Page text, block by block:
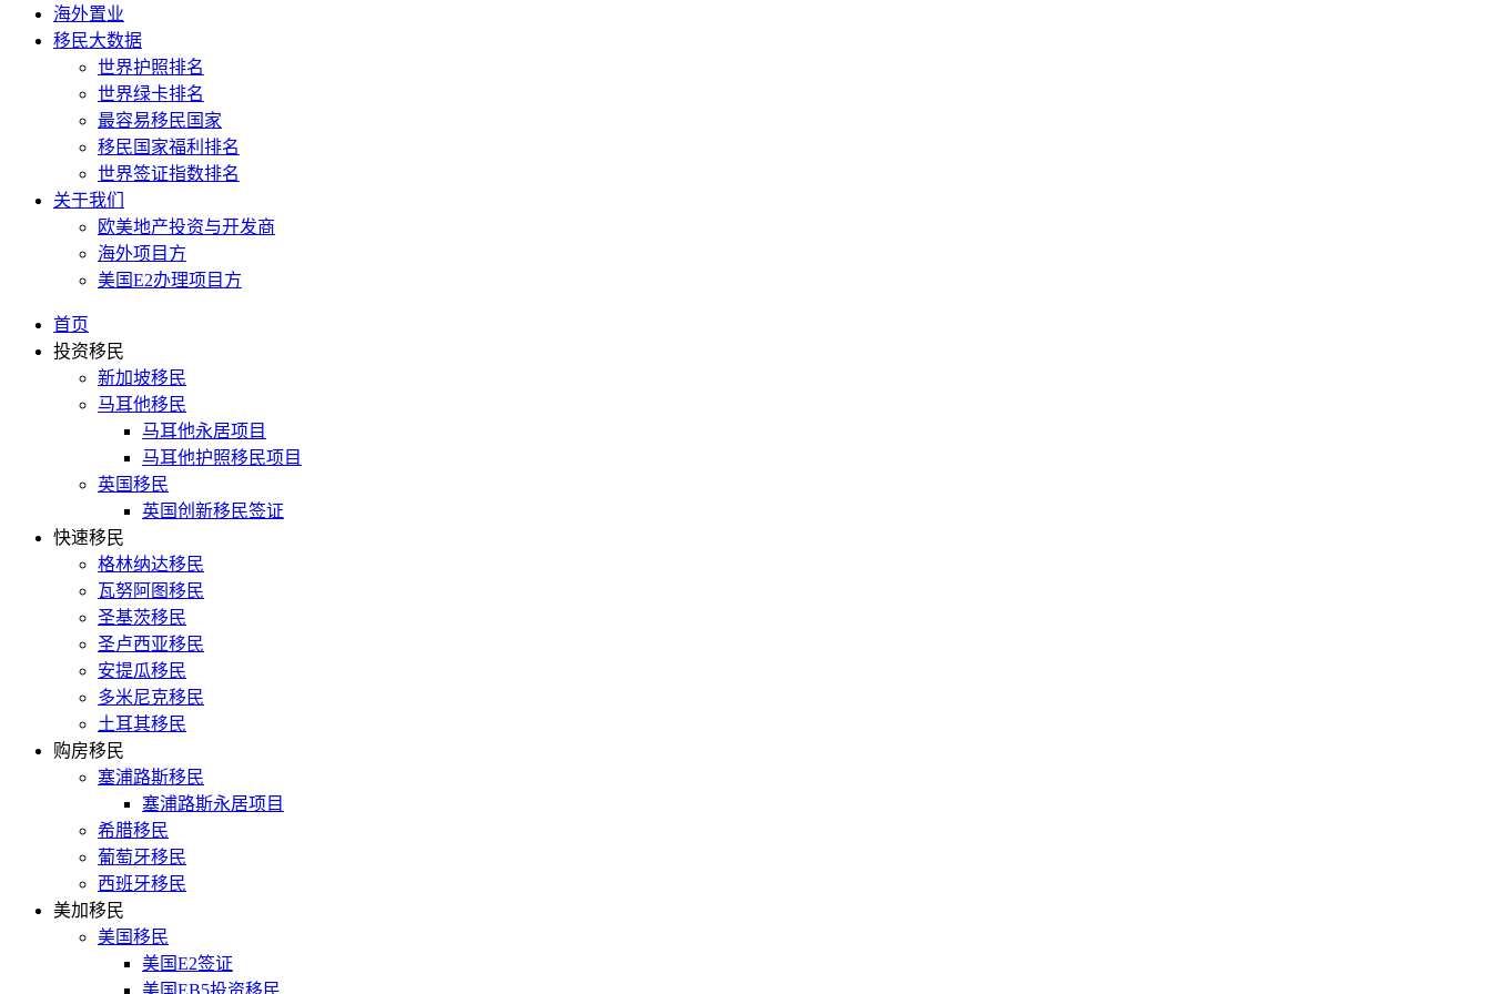
海外置业
移民大数据
世界护照排名
世界绿卡排名
最容易移民国家
移民国家福利排名
世界签证指数排名
关于我们
欧美地产投资与开发商
海外项目方
美国E2办理项目方
首页
投资移民
新加坡移民
马耳他移民
马耳他永居项目
马耳他护照移民项目
英国移民
英国创新移民签证
快速移民
格林纳达移民
瓦努阿图移民
圣基茨移民
圣卢西亚移民
安提瓜移民
多米尼克移民
土耳其移民
购房移民
塞浦路斯移民
塞浦路斯永居项目
希腊移民
葡萄牙移民
西班牙移民
美加移民
美国移民
美国E2签证
美国EB5投资移民